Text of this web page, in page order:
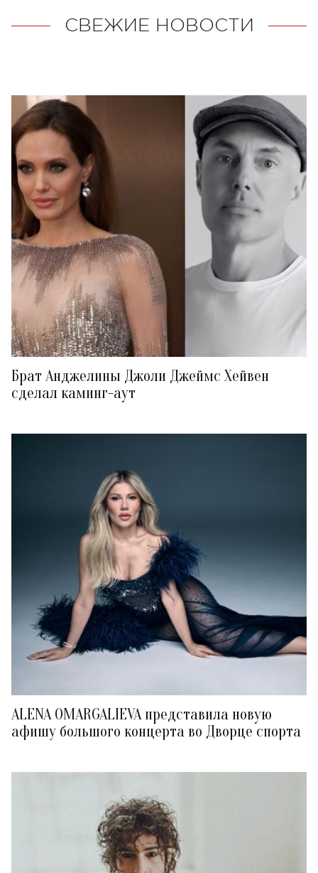
СВЕЖИЕ НОВОСТИ
Брат Анджелины Джоли Джеймс Хейвен
сделал каминг-аут
ALENA OMARGALIEVA представила новую
афишу большого концерта во Дворце спорта